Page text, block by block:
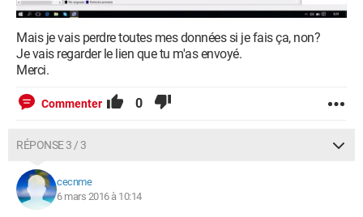
Mais je vais perdre toutes mes données si je fais ça, non?
Je vais regarder le lien que tu m'as envoyé.
Merci.
Commenter 0
RÉPONSE 3 / 3
cecnme
6 mars 2016 à 10:14